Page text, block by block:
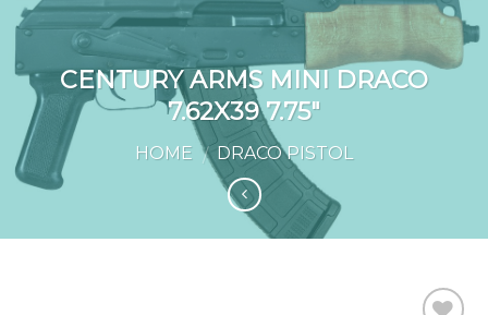
CENTURY ARMS MINI DRACO
7.62X39 7.75″
HOME / DRACO PISTOL